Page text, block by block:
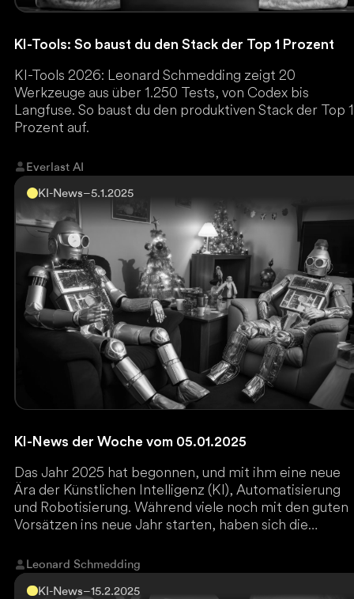
KI-Tools: So baust du den Stack der Top 1 Prozent
KI-Tools 2026: Leonard Schmedding zeigt 20
Werkzeuge aus über 1.250 Tests, von Codex bis
Langfuse. So baust du den produktiven Stack der Top 1
Prozent auf.
Everlast AI
KI-News–5.1.2025
KI-News der Woche vom 05.01.2025
Das Jahr 2025 hat begonnen, und mit ihm eine neue
Ära der Künstlichen Intelligenz (KI), Automatisierung
und Robotisierung. Während viele noch mit den guten
Vorsätzen ins neue Jahr starten, haben sich die
Leonard Schmedding
KI-News–15.2.2025